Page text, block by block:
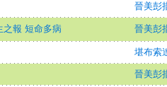
晉美彭
報 短命多病 晉美彭
堪布索
晉美彭